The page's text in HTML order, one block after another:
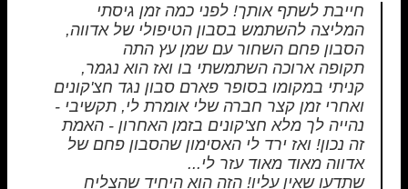
חייבת לשתף אותך! לפני כמה זמן גיסתי
המליצה להשתמש בסבון הטיפולי של אדווה,
הסבון פחם השחור עם שמן עץ התה
תקופה ארוכה השתמשתי בו ואז הוא נגמר,
קניתי במקומו בסופר פארם סבון נגד חצ'קונים
ואחרי זמן קצר חברה שלי אומרת לי, תקשיבי -
נהייה לך מלא חצ'קונים בזמן האחרון - האמת
זה נכון! ואז ירד לי האסימון שהסבון פחם של
אדווה מאוד מאוד עזר לי...
שתדעו שאין עליו! הזה הוא היחיד שהצליח